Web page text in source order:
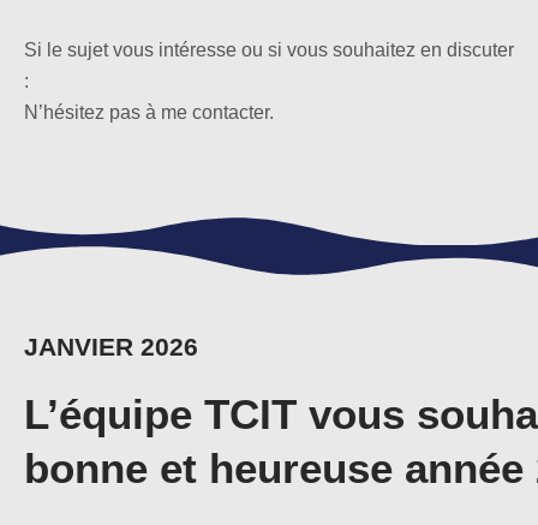
Si le sujet vous intéresse ou si vous souhaitez en discuter
:
N’hésitez pas à me contacter.
JANVIER 2026
L’équipe TCIT vous
bonne et heureuse année